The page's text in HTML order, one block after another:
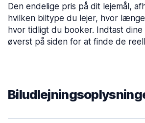
Den endelige pris på dit lejemål,
hvilken biltype du lejer, hvor
hvor tidligt du booker. Indtast
øverst på siden for at finde de